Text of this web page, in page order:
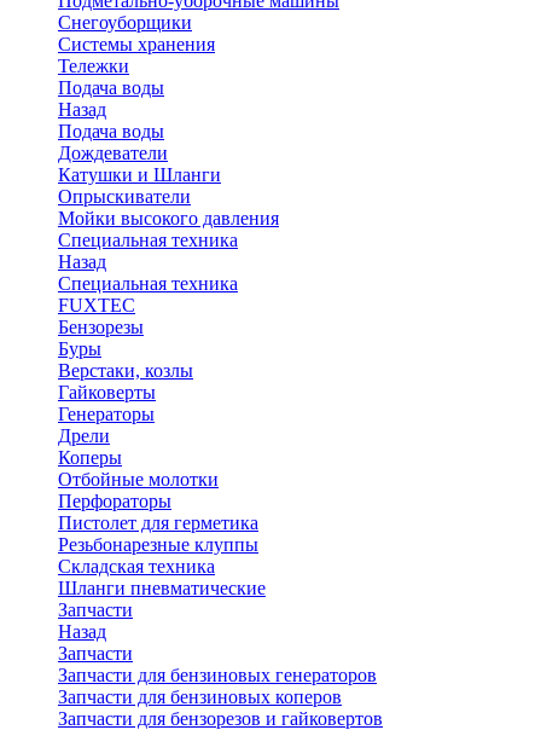
Снегоуборщики
Системы хранения
Тележки
Подача воды
Назад
Подача воды
Дождеватели
Катушки и Шланги
Опрыскиватели
Мойки высокого давления
Специальная техника
Назад
Специальная техника
FUXTEC
Бензорезы
Буры
Верстаки, козлы
Гайковерты
Генераторы
Дрели
Коперы
Отбойные молотки
Перфораторы
Пистолет для герметика
Резьбонарезные клуппы
Складская техника
Шланги пневматические
Запчасти
Назад
Запчасти
Запчасти для бензиновых генераторов
Запчасти для бензиновых коперов
Запчасти для бензорезов и гайковертов